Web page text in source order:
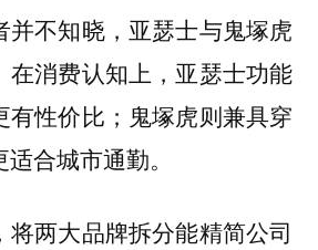
并不知晓，亚瑟士与鬼塚虎
在消费认知上，亚瑟士功能
有性价比；鬼塚虎则兼具穿
合城市通勤。
将两大品牌拆分能精简公司